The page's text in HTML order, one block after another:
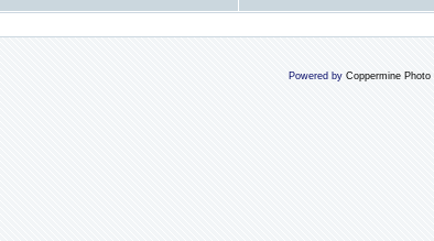
Powered by Coppermine Photo